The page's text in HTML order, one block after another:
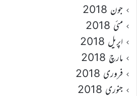
جون 2018
مئی 2018
اپریل 2018
مارچ 2018
فروری 2018
جنوری 2018